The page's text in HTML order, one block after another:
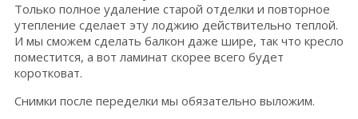
Только полное удаление старой отделки и повторное
утепление сделает эту лоджию действительно теплой.
И мы сможем сделать балкон даже шире, так что кресло
поместится, а вот ламинат скорее всего будет
коротковат.
Снимки после переделки мы обязательно выложим.